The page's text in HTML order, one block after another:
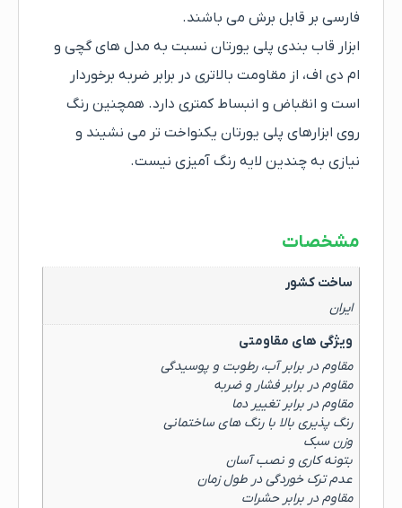
فارسی بر قابل برش می باشند.
ابزار قاب بندی پلی یورتان نسبت به مدل های گچی و
ام دی اف، از مقاومت بالاتری در برابر ضربه برخوردار
است و انقباض و انبساط کمتری دارد. همچنین رنگ
روی ابزارهای پلی یورتان یکنواخت تر می نشیند و
نیازی به چندین لایه رنگ آمیزی نیست.
مشخصات
ساخت کشور
ایران
ویژگی های مقاومتی
مقاوم در برابر آب، رطوبت و پوسیدگی
مقاوم در برابر فشار و ضربه
مقاوم در برابر تغییر دما
رنگ پذیری بالا با رنگ های ساختمانی
وزن سبک
بتونه کاری و نصب آسان
عدم ترک خوردگی در طول زمان
مقاوم در برابر حشرات